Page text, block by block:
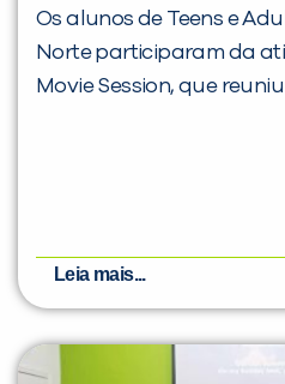
Os alunos de Teens e
Norte participaram da
Movie Session, que
Leia mais...